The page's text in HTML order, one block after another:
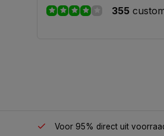
355
Voor 95% direct uit